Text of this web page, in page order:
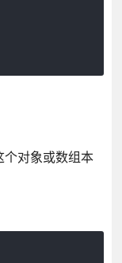
对象或数组本